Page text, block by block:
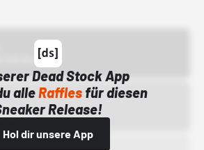
Dead Stock App
alleRafflesfür diesen
Release!
Hol dir unsere App
Uhr